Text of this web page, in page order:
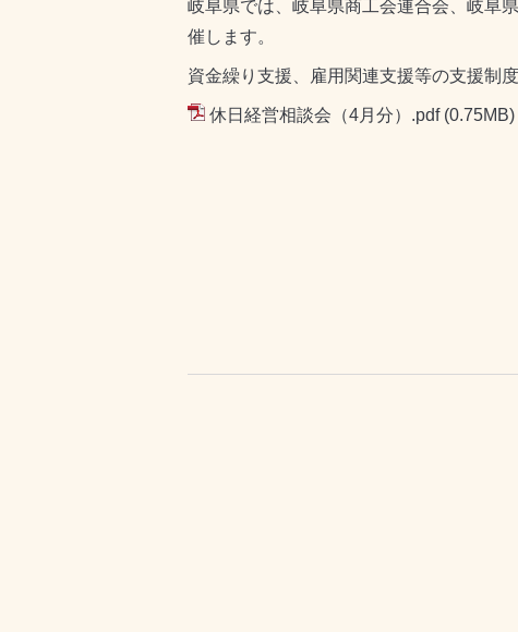
岐阜県では、岐阜県商工会連合会、岐阜
催します。
資金繰り支援、雇用関連支援等の支援制
休日経営相談会（4月分）.pdf (0.75MB)